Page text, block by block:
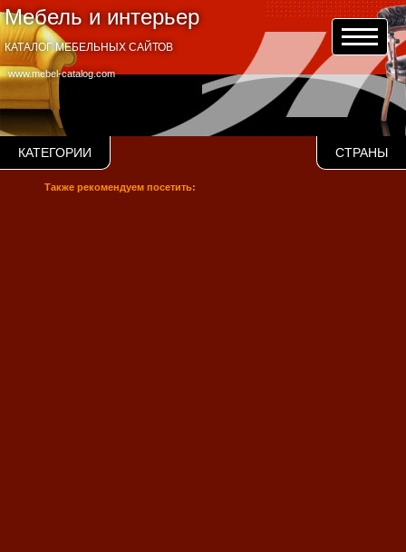
Мебель и интерьер
www.mebel-catalog.com
КАТАЛОГ МЕБЕЛЬНЫХ САЙТОВ
КАТЕГОРИИ СТРАНЫ
Также рекомендуем посетить: